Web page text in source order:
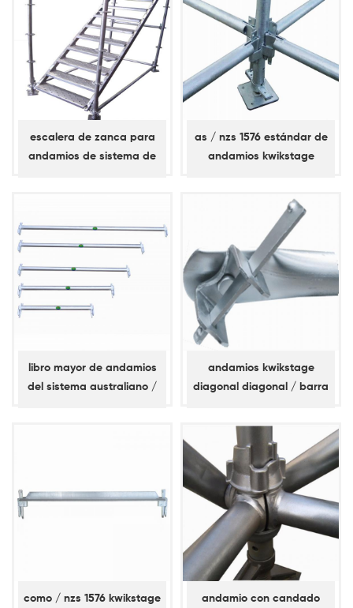
escalera de zanca para
andamios de sistema de
as / nzs 1576 estándar de
andamios kwikstage
libro mayor de andamios
del sistema australiano /
andamios kwikstage
diagonal diagonal / barra
como / nzs 1576 kwikstage andamio con candado